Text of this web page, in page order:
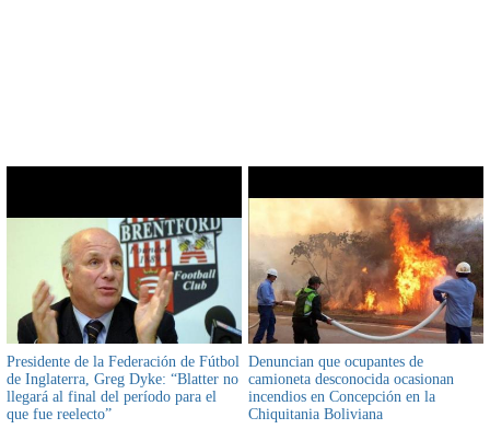
Presidente de la Federación de Fútbol
de Inglaterra, Greg Dyke: “Blatter no
llegará al final del período para el
que fue reelecto”
Denuncian que ocupantes de
camioneta desconocida ocasionan
incendios en Concepción en la
Chiquitania Boliviana